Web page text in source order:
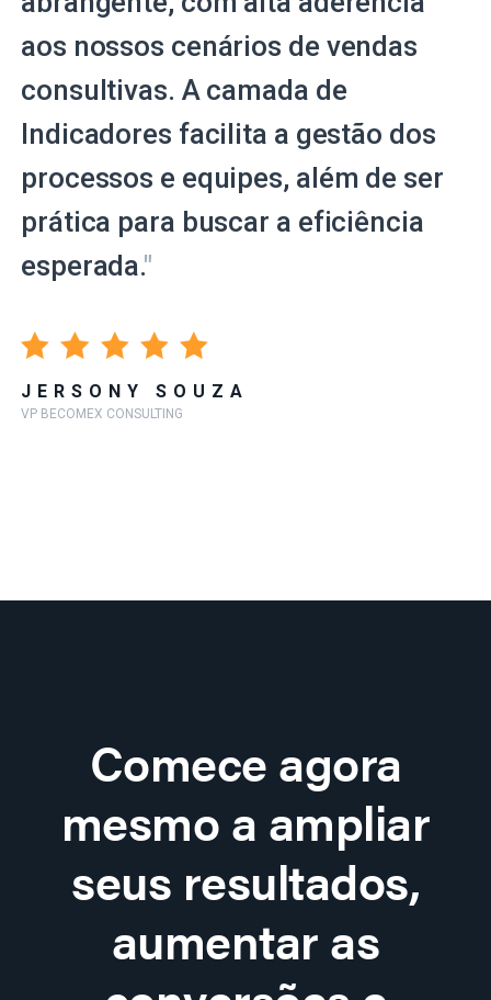
aos nossos cenários de vendas
consultivas. A camada de
Indicadores facilita a gestão dos
processos e equipes, além de ser
prática para buscar a eficiência
esperada."
JERSONY SOUZA
VP BECOMEX CONSULTING
Comece agora
mesmo a ampliar
seus resultados,
aumentar as